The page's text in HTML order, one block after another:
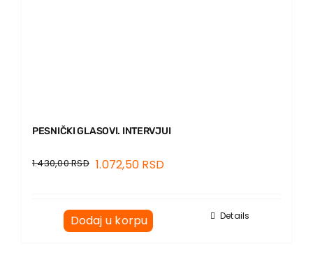
PESNIČKI GLASOVI. INTERVJUI
1.430,00RSD 1.072,50 RSD
Dodaj u korpu Details